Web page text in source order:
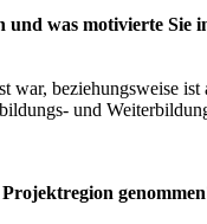
und was motivierte Sie
war, beziehungsweise ist
und